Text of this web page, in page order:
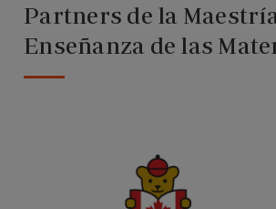
Partners de la
Enseñanza de las